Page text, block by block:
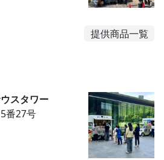
提供商品一覧
スタワー
番27号